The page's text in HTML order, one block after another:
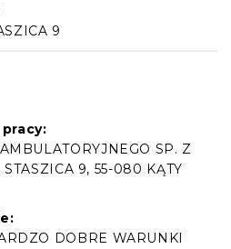
9
SP. Z
9, 55-080 KĄTY
DOBRE WARUNKI